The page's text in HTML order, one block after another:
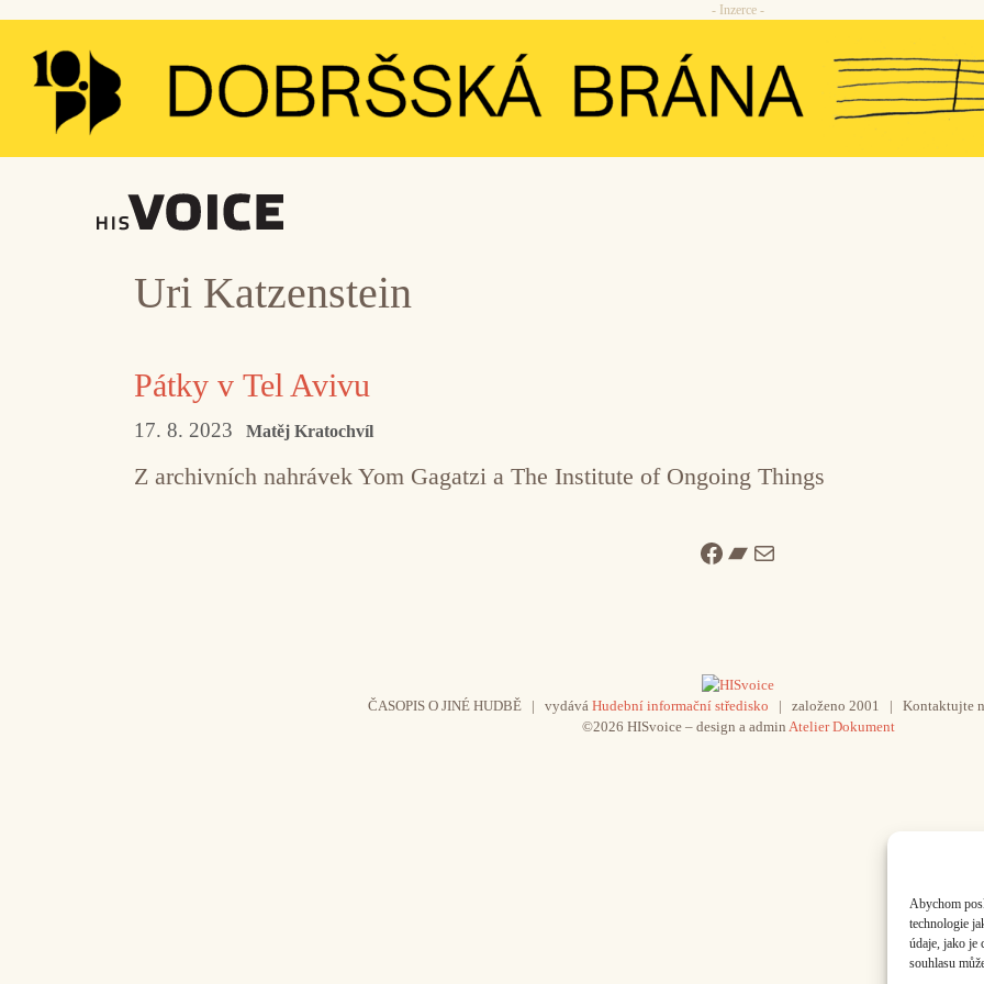
Abychom
technologie
údaje, jako je
souhlasu
Přeskočit
obsah
- Inzerce -
Uri Katzenstein
Pátky v Tel Avivu
17. 8. 2023 Matěj Kratochvíl
Z archivních nahrávek Yom Gagatzi a The Institute of Ongoing Things
Facebook
Bandcamp
Mail
ČASOPIS O JINÉ HUDBĚ | vydává Hudební informační středisko | založeno 2001 | Kontaktujte
©2026 HISvoice – design a admin Atelier Dokument